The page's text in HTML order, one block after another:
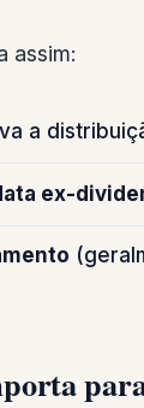
assim:
a
ex-